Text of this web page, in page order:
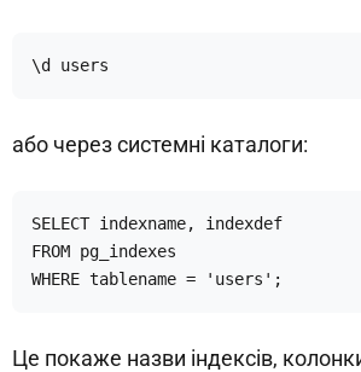
\d users
або через системні каталоги:
SELECT indexname, indexdef
FROM pg_indexes
WHERE tablename = 'users';
Це покаже назви індексів,